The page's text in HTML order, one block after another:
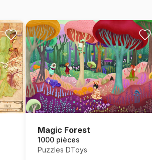
Magic Forest
1000 pièces
Puzzles DToys